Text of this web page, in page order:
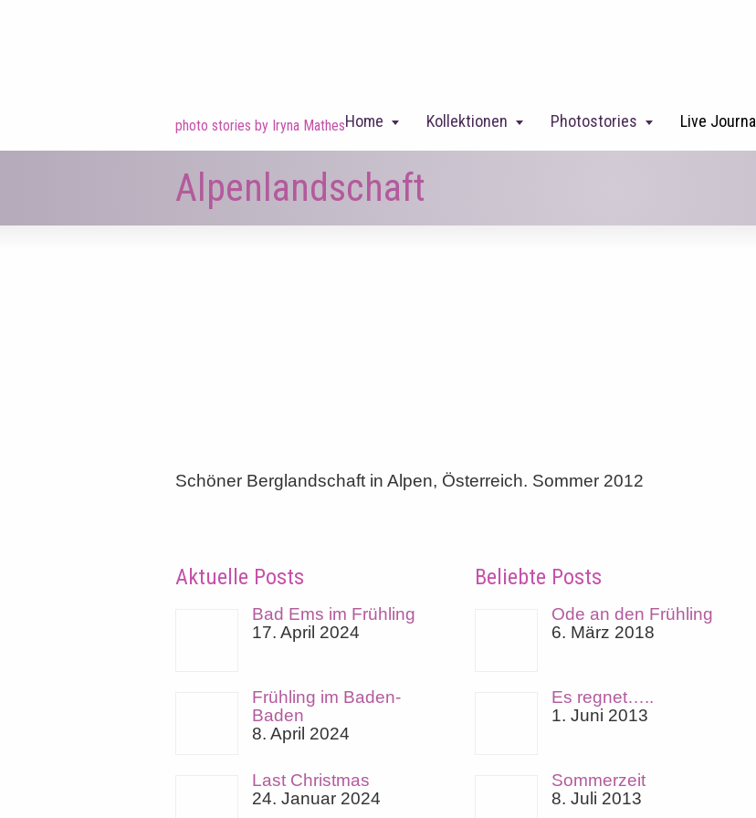
photo stories by Iryna MathesHome Kollektionen Photostories Live Journal
Alpenlandschaft
Schöner Berglandschaft in Alpen, Österreich. Sommer 2012
Aktuelle Posts
Bad Ems im Frühling
17. April 2024
Frühling im Baden-
Baden
8. April 2024
Last Christmas
24. Januar 2024
Beliebte Posts
Ode an den Frühling
6. März 2018
Es regnet…..
1. Juni 2013
Sommerzeit
8. Juli 2013